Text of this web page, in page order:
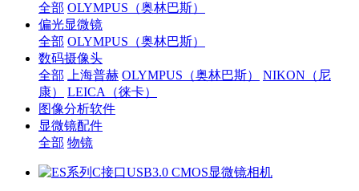
全部 OLYMPUS（奥林巴斯）
偏光显微镜
全部 OLYMPUS（奥林巴斯）
数码摄像头
全部
上海普赫 OLYMPUS（奥林巴斯）
NIKON（尼
康）
LEICA（徕卡）
图像分析软件
显微镜配件
全部 物镜